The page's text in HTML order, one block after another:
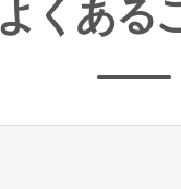
よくある